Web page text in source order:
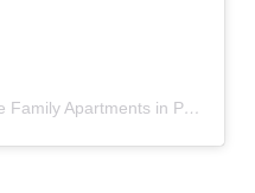
Una publicación compartida de Family Apartments in Pyrenees (@apartahotelspajacetania)